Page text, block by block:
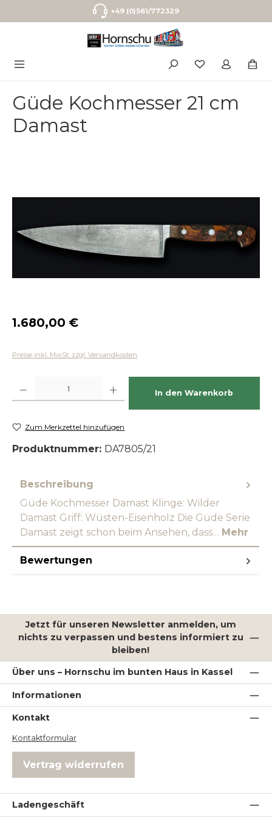
Zum Hauptinhalt springen+49 (0)561/772329
Güde Kochmesser 21 cm
Damast
Regulärer Preis:
1.680,00 €
Preise inkl. MwSt. zzgl. Versandkosten
In den Warenkorb
Zum Merkzettel hinzufügen
Produktnummer: DA7805/21
Beschreibung
Güde Kochmesser Damast Klinge: Wilder
Damast Griff: Wüsten-Eisenholz Die Güde Serie
Damast zeigt schon beim Ansehen, dass… Mehr
Bewertungen
Jetzt für unseren Newsletter anmelden, um
nichts zu verpassen und bestens informiert zu
bleiben!
Über uns – Hornschu im bunten Haus in Kassel
Informationen
Kontakt
Kontaktformular
Vertrag widerrufen
Ladengeschäft